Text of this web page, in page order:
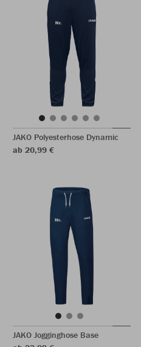
JAKO Polyesterhose Dynamic
ab 20,99 €
JAKO Jogginghose Base